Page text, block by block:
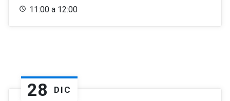
11:00 a 12:00
28 DIC